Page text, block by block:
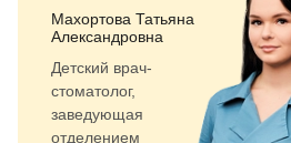
Махортова Татьяна
Александровна
Детский врач-
стоматолог,
заведующая
отделением